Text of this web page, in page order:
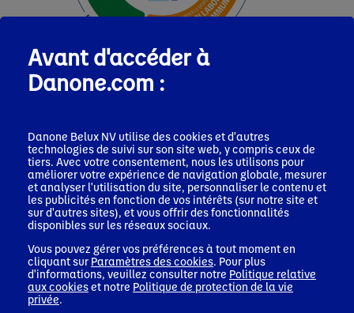
Pour chaque pilier du Danone Impact Journey, Danone a défini
un ensemble de priorités, traduites en objectifs à moyen et long
terme, en se concentrant sur les domaines où nous pouvons
créer le plus d'impact et de valeur partagée. Nos trois piliers –
Santé, Nature, et Personnes & Communautés – sont
interconnectés et intégrés dans l'ensemble de l'entreprise.
Danone Impact Journey
Avant d'accéder à
Danone.com :
Danone Belux NV utilise des cookies et d'autres
technologies de suivi sur son site web, y compris ceux de
tiers. Avec votre consentement, nous les utilisons pour
améliorer votre expérience de navigation globale, mesurer
et analyser l'utilisation du site, personnaliser le contenu et
les publicités en fonction de vos intérêts (sur notre site et
sur d'autres sites), et vous offrir des fonctionnalités
disponibles sur les réseaux sociaux.
Vous pouvez gérer vos préférences à tout moment en
cliquant sur Paramètres des cookies. Pour plus
d'informations, veuillez consulter notre Politique relative
aux cookieset notre Politique de protection de la vie
privée.